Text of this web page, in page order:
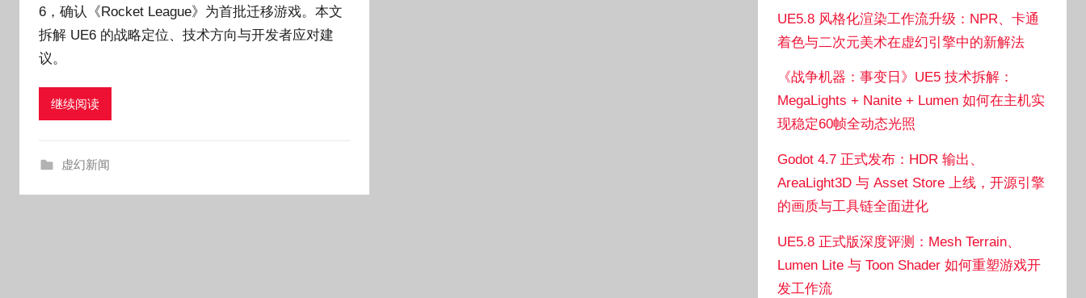
k
g
6，确认《Rocket League》为首批迁移游戏。本文
拆解 UE6 的战略定位、技术方向与开发者应对建
议。
继续阅读
虚幻新闻
UE5.8 风格化渲染工作流升级：NPR、卡通
着色与二次元美术在虚幻引擎中的新解法
《战争机器：事变日》UE5 技术拆解：
MegaLights + Nanite + Lumen 如何在主机实
现稳定60帧全动态光照
Godot 4.7 正式发布：HDR 输出、
AreaLight3D 与 Asset Store 上线，开源引擎
的画质与工具链全面进化
UE5.8 正式版深度评测：Mesh Terrain、
Lumen Lite 与 Toon Shader 如何重塑游戏开
发工作流